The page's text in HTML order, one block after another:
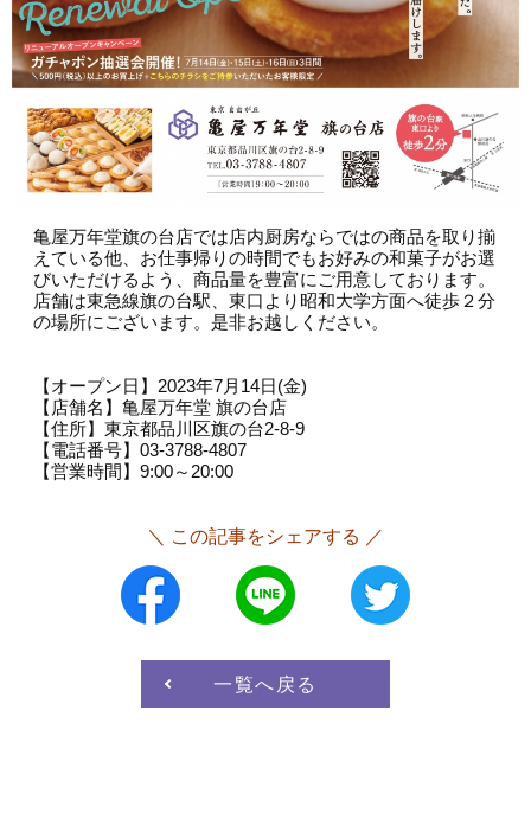
亀屋万年堂旗の台店では店内厨房ならではの商品を取り揃
えている他、お仕事帰りの時間でもお好みの和菓子がお選
びいただけるよう、商品量を豊富にご用意しております。
店舗は東急線旗の台駅、東口より昭和大学方面へ徒歩２分
の場所にございます。是非お越しください。
【オープン日】2023年7月14日(金)
【店舗名】亀屋万年堂 旗の台店
【住所】東京都品川区旗の台2-8-9
【電話番号】03-3788-4807
【営業時間】9:00～20:00
＼ この記事をシェアする ／
一覧へ戻る